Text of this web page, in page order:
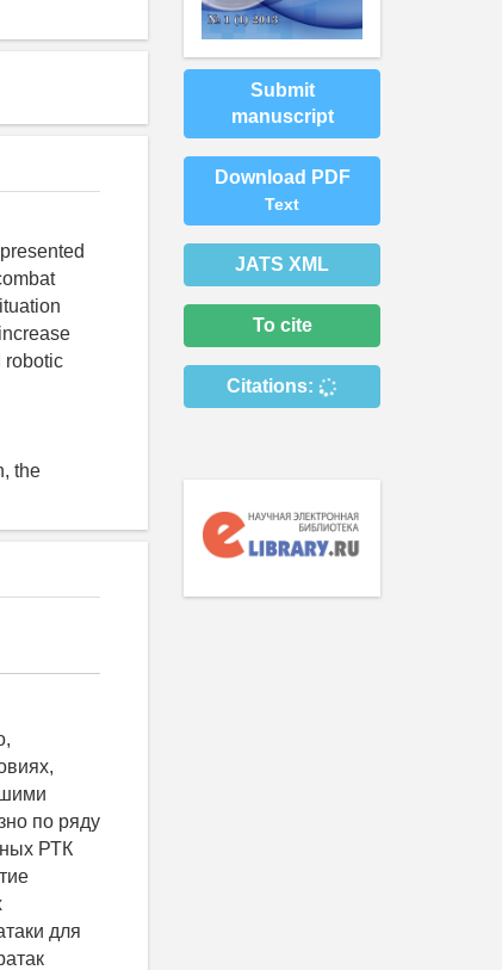
robotic
the
по ряду
РТК
для
Submit
manuscript
Download PDF
Text
JATS XML
To cite
Citations: